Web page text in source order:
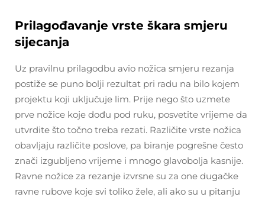
Prilagođavanje vrste škara smjeru
sijecanja
Uz pravilnu prilagodbu avio nožica smjeru rezanja
postiže se puno bolji rezultat pri radu na bilo kojem
projektu koji uključuje lim. Prije nego što uzmete
prve nožice koje dođu pod ruku, posvetite vrijeme da
utvrdite što točno treba rezati. Različite vrste nožica
obavljaju različite poslove, pa biranje pogrešne često
znači izgubljeno vrijeme i mnogo glavobolja kasnije.
Ravne nožice za rezanje izvrsne su za one dugačke
ravne rubove koje svi toliko žele, ali ako su u pitanju